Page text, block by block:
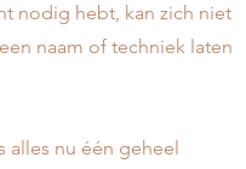
nodig hebt, kan zich niet
naam of techniek laten
alles nu één geheel